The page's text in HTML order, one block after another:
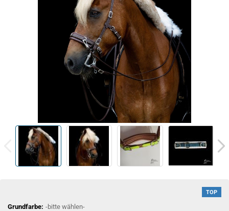
TOP
Grundfarbe: -bitte wählen-